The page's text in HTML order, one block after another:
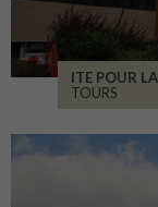
ITE POUR
TOURS